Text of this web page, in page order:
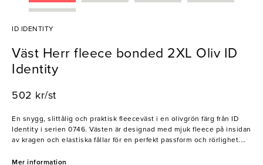
ID IDENTITY
Väst Herr fleece bonded 2XL Oliv ID
Identity
502 kr/st
En snygg, slittålig och praktisk fleeceväst i en olivgrön färg från ID
Identity i serien 0746. Västen är designad med mjuk fleece på insidan
av kragen och elastiska fållar för en perfekt passform och rörlighet.
stilfull, och de praktiska bröst- och sidfickorna möjliggör för enkel
Mer information